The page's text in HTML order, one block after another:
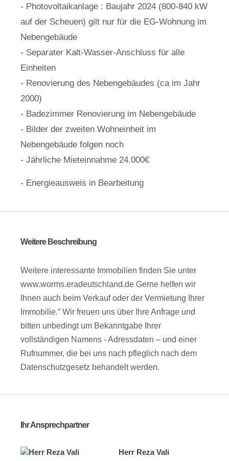
- Photovoltaikanlage : Baujahr 2024 (800-840 kW
auf der Scheuen) gilt nur für die EG-Wohnung im
Nebengebäude
- Separater Kalt-Wasser-Anschluss für alle
Einheiten
- Renovierung des Nebengebäudes (ca im Jahr
2000)
- Badezimmer Renovierung im Nebengebäude
- Bilder der zweiten Wohneinheit im
Nebengebäude folgen noch
- Jährliche Mieteinnahme 24.000€
- Energieausweis in Bearbeitung
Weitere Beschreibung
Weitere interessante Immobilien finden Sie unter
www.worms.eradeutschland.de Gerne helfen wir
Ihnen auch beim Verkauf oder der Vermietung Ihrer
Immobilie.“ Wir freuen uns über Ihre Anfrage und
bitten unbedingt um Bekanntgabe Ihrer
vollständigen Namens - Adressdaten – und einer
Rufnummer, die bei uns nach pfleglich nach dem
Datenschutzgesetz behandelt werden.
Ihr Ansprechpartner
Herr Reza Vali